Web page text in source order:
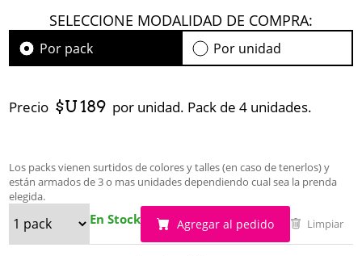
SELECCIONE MODALIDAD DE COMPRA:
Por pack Por unidad
Precio $U 189 por unidad. Pack de 4 unidades.
Los packs vienen surtidos de colores y talles (en caso de tenerlos) y
están armados de 3 o mas unidades dependiendo cual sea la prenda
elegida.
En Stock Agregar al pedido Limpiar